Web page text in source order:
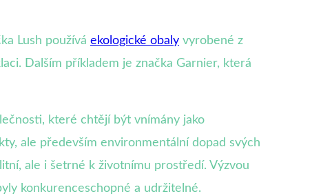
Lush používá ekologické obaly vyrobené z
Dalším příkladem je značka Garnier, která
které chtějí být vnímány jako
ale především environmentální dopad svých
ale i šetrné k životnímu prostředí. Výzvou
konkurenceschopné a udržitelné.